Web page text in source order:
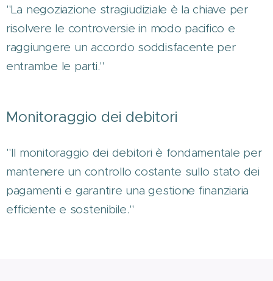
"La negoziazione stragiudiziale è la chiave per
risolvere le controversie in modo pacifico e
raggiungere un accordo soddisfacente per
entrambe le parti."
Monitoraggio dei debitori
"Il monitoraggio dei debitori è fondamentale per
mantenere un controllo costante sullo stato dei
pagamenti e garantire una gestione finanziaria
efficiente e sostenibile."